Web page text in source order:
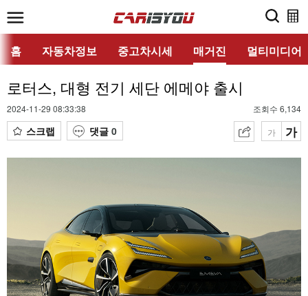
홈 자동차정보 중고차시세 매거진 멀티미디어
로터스, 대형 전기 세단 에메야 출시
2024-11-29 08:33:38 조회수 6,134
스크랩 댓글 0 가 가